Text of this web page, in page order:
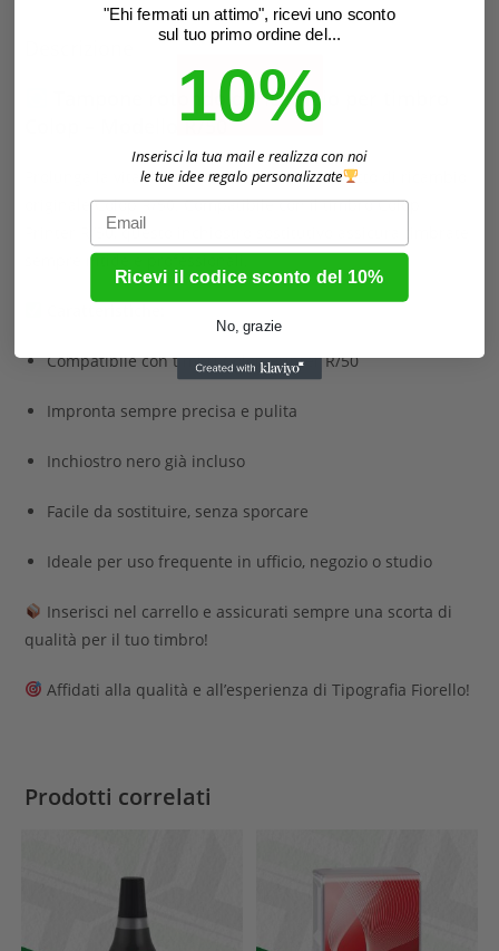
Tampone rotondo di ricambio per timbro
Colop – Modello R/50
Prolunga la vita del tuo timbro con il cuscinetto di ricambio
originale Colop R/50. Compatibile con il timbro Colop
Printer R/50, questo inchiostro sostitutivo assicura timbrate
sempre nitide e professionali.
Compatibile con timbri Colop Printer R/50
Impronta sempre precisa e pulita
Inchiostro nero già incluso
Facile da sostituire, senza sporcare
Ideale per uso frequente in ufficio, negozio o studio
Inserisci nel carrello e assicurati sempre una scorta di
qualità per il tuo timbro!
Affidati alla qualità e all’esperienza di Tipografia Fiorello!
Prodotti correlati
"Ehi fermati un attimo", ricevi uno sconto
sul tuo primo ordine del...
10%
Inserisci la tua mail e realizza con noi
le tue idee regalo personalizzate
Email
Ricevi il codice sconto del 10%
No, grazie